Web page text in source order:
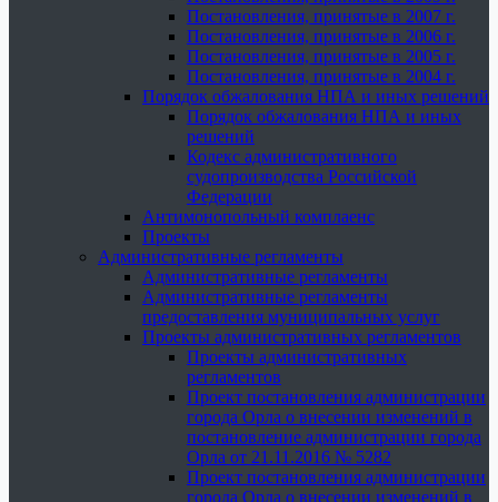
Постановления, принятые в 2007 г.
Постановления, принятые в 2006 г.
Постановления, принятые в 2005 г.
Постановления, принятые в 2004 г.
Порядок обжалования НПА и иных решений
Порядок обжалования НПА и иных
решений
Кодекс административного
судопроизводства Российской
Федерации
Антимонопольный комплаенс
Проекты
Административные регламенты
Административные регламенты
Административные регламенты
предоставления муниципальных услуг
Проекты административных регламентов
Проекты административных
регламентов
Проект постановления администрации
города Орла о внесении изменений в
постановление администрации города
Орла от 21.11.2016 № 5282
Проект постановления администрации
города Орла о внесении изменений в